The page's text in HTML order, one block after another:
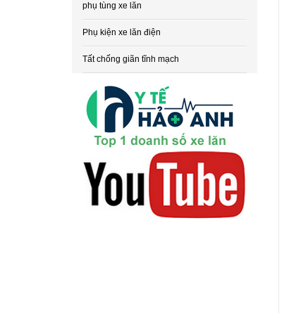
phụ tùng xe lăn
Phụ kiện xe lăn điện
Tất chống giãn tĩnh mạch